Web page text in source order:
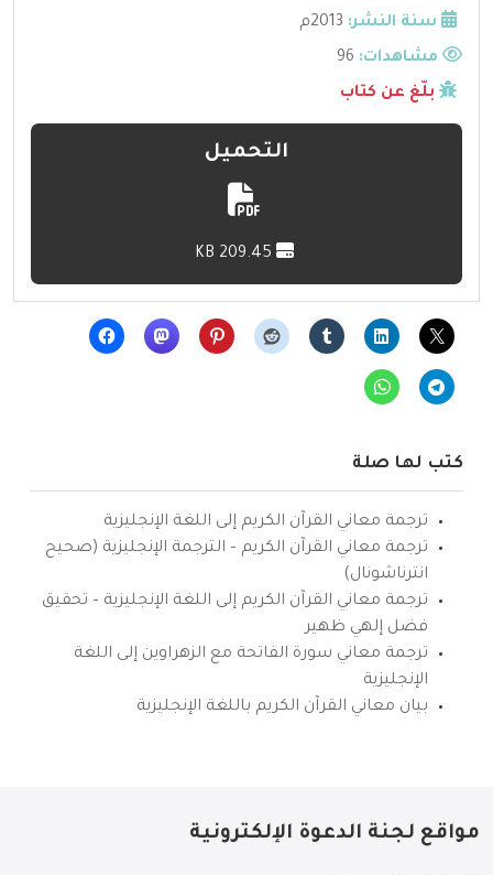
سنة النشر: 2013م
مشاهدات:
بلّغ عن كتاب
التحميل
كتب لها صلة
ترجمة معاني القرآن الكريم إلى اللغة الإنجليزية
ترجمة معاني القرآن الكريم – الترجمة الإنجليزية (صحيح
انترناشونال)
ترجمة معاني القرآن الكريم إلى اللغة الإنجليزية – تحقيق
فضل إلهي ظهير
ترجمة معاني سورة الفاتحة مع الزهراوين إلى اللغة
الإنجليزية
بيان معاني القرآن الكريم باللغة الإنجليزية
مواقع لجنة الدعوة الإلكترونية